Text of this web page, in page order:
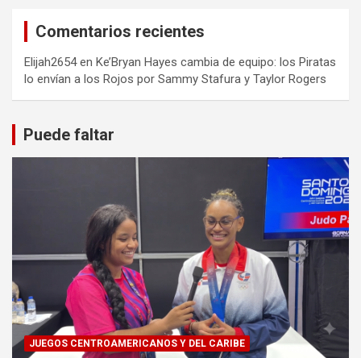
Comentarios recientes
Elijah2654en Ke’Bryan Hayes cambia de equipo: los Piratas
lo envían a los Rojos por Sammy Stafura y Taylor Rogers
Puede faltar
JUEGOS CENTROAMERICANOS Y DEL CARIBE